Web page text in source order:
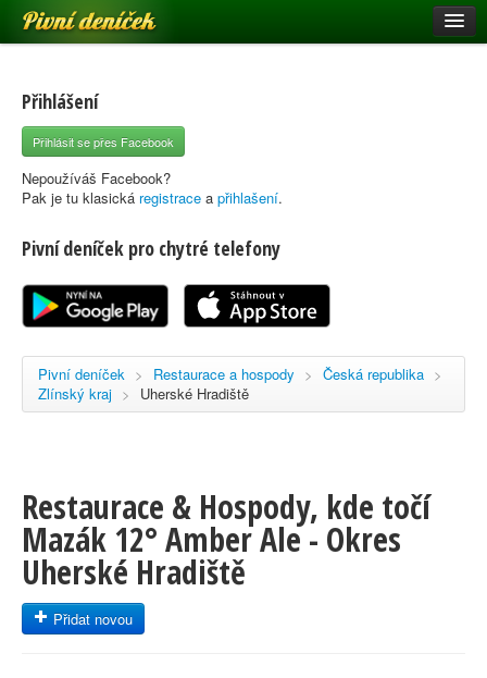
Pivní deníček
Pivní mapa
Pivní značky
Nápověda
Registrace
Přihlášení
Přihlásit se přes Facebook
Nepoužíváš Facebook?
Pak je tu klasická registrace a přihlašení.
Pivní deníček pro chytré telefony
Pivní deníček > Restaurace a hospody > Česká republika >
Zlínský kraj > Uherské Hradiště
Restaurace & Hospody, kde točí
Mazák 12° Amber Ale - Okres
Uherské Hradiště
Přidat novou